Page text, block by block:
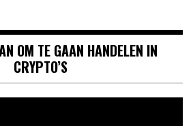
OM TE GAAN HANDELEN IN
CRYPTO’S